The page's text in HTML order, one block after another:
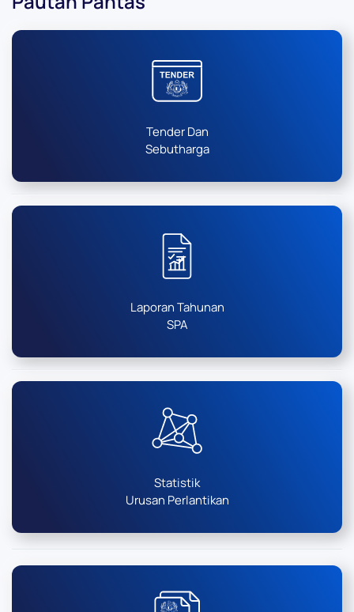
Tender Dan
Sebutharga
Laporan Tahunan
SPA
Statistik
Urusan Perlantikan